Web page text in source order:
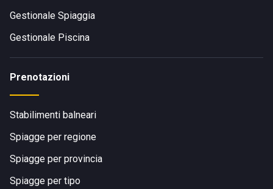
Gestionale Spiaggia
Gestionale Piscina
Prenotazioni
Stabilimenti balneari
Spiagge per regione
Spiagge per provincia
Spiagge per tipo